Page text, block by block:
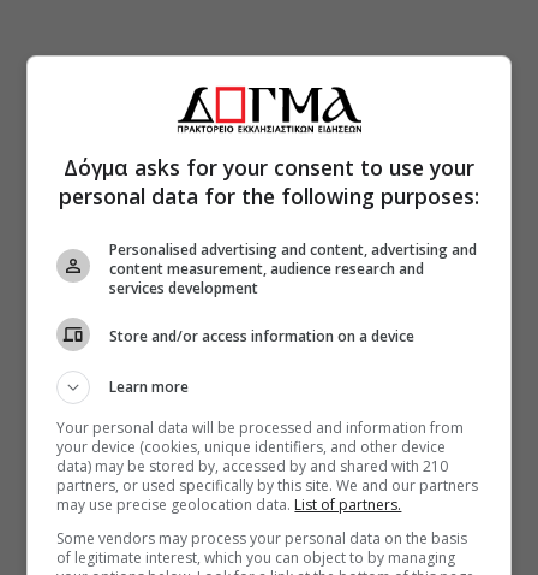
Δόγμα asks for your consent to use your
personal data for the following purposes:
Personalised advertising and content, advertising and
content measurement, audience research and
services development
Store and/or access information on a device
Learn more
Your personal data will be processed and information from
your device (cookies, unique identifiers, and other device
data) may be stored by, accessed by and shared with 210
partners, or used specifically by this site. We and our partners
may use precise geolocation data. List of partners.
Some vendors may process your personal data on the basis
of legitimate interest, which you can object to by managing